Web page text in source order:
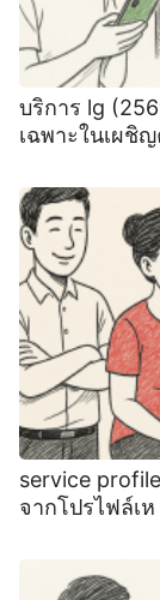
บริการ lg
เฉพาะในเผชิ
service
จากโปรไฟล์เห